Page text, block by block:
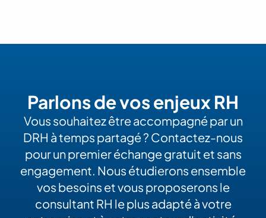
Parlons de vos enjeux RH
Vous souhaitez être accompagné par un
DRH à temps partagé ? Contactez-nous
pour un premier échange gratuit et sans
engagement. Nous étudierons ensemble
vos besoins et vous proposerons le
consultant RH le plus adapté à votre